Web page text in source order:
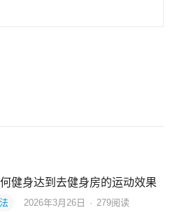
健身达到去健身房的运动效果
2026年3月26日 · 279阅读